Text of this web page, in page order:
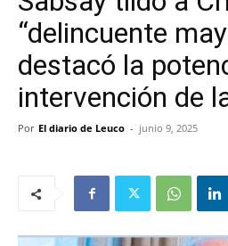
“delincuente
destacó la
intervención de
Por El diario de Leuco - junio 9, 2025